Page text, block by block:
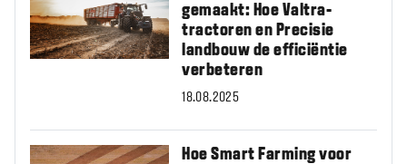
gemaakt: Hoe Valtra-
tractoren en Precisie
landbouw de efficiëntie
verbeteren
18.08.2025
Hoe Smart Farming voor